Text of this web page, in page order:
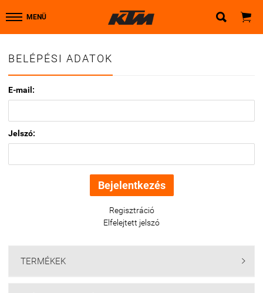
MENÜ  
BELÉPÉSI ADATOK
E-mail:
Jelszó:
Regisztráció
Elfelejtett jelszó
TERMÉKEK 